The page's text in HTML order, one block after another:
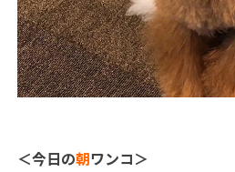
＜今日の朝ワンコ＞